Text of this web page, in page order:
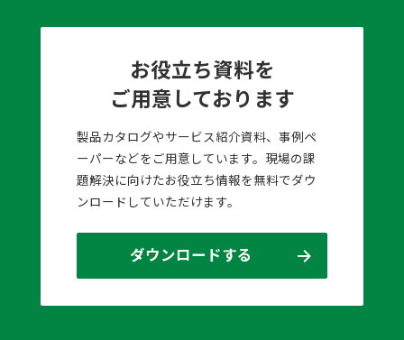
お役立ち資料を
ご用意しております
製品カタログやサービス紹介資料、事例ペ
ーパーなどをご用意しています。現場の課
題解決に向けたお役立ち情報を無料でダウ
ンロードしていただけます。
ダウンロードする